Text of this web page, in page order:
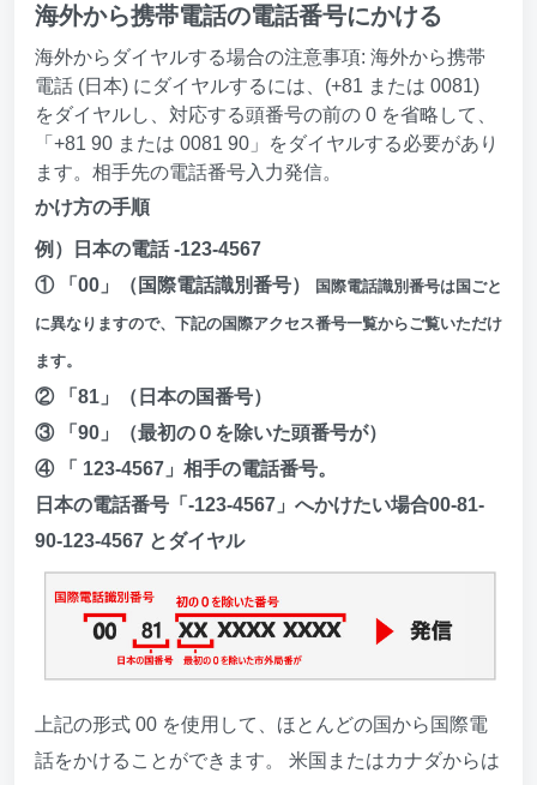
海外から携帯電話の電話番号にかける
海外からダイヤルする場合の注意事項: 海外から携帯
電話 (日本) にダイヤルするには、(+81 または 0081)
をダイヤルし、対応する頭番号の前の 0 を省略して、
「+81 90 または 0081 90」をダイヤルする必要があり
ます。相手先の電話番号入力発信。
かけ方の手順
例）日本の電話 -123-4567
① 「00」（国際電話識別番号）
国際電話識別番号は国ごと
に異なりますので、下記の国際アクセス番号一覧からご覧いただけ
ます。
② 「81」（日本の国番号）
③ 「90」（最初の０を除いた頭番号が）
④ 「 123-4567」相手の電話番号。
日本の電話番号「-123-4567」へかけたい場合00-81-
90-123-4567 とダイヤル
上記の形式 00 を使用して、ほとんどの国から国際電
話をかけることができます。 米国またはカナダからは